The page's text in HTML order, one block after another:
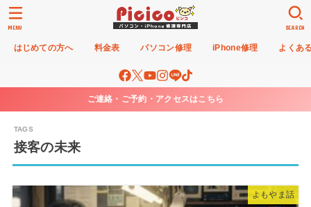
はじめての方へ 料金表 パソコン修理 iPhone修理 よくあ
SEARCH
MENU
ご連絡・ご予約・アクセスはこちら
接客の未来
よもやま話